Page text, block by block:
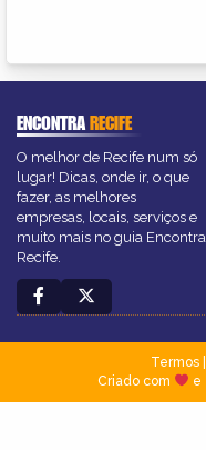
ENCONTRARECIFE
O melhor de Recife num só
lugar! Dicas, onde ir, o que
fazer, as melhores
empresas, locais, serviços e
muito mais no guia Encontra
Recife.
Termos|
Criado com
e